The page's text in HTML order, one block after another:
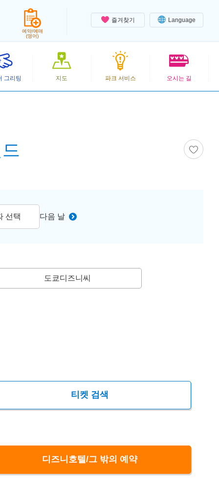
즐겨찾기 Language
예약/예매
(영어)
그리팅 지도 파크 서비스 오시는 길
선택 다음 날
도쿄디즈니씨
티켓 검색
디즈니호텔/그 밖의 예약